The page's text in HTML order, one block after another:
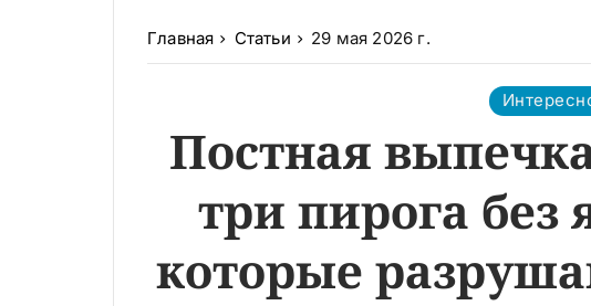
Главная Статьи 29 мая 2026 г.
Постная
три пирога без
которые